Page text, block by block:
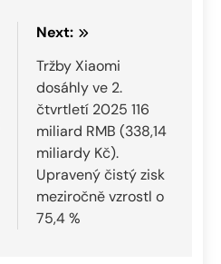
Next:
Tržby Xiaomi
dosáhly ve 2.
čtvrtletí 2025 116
miliard RMB (338,14
miliardy Kč).
Upravený čistý zisk
meziročně vzrostl o
75,4 %